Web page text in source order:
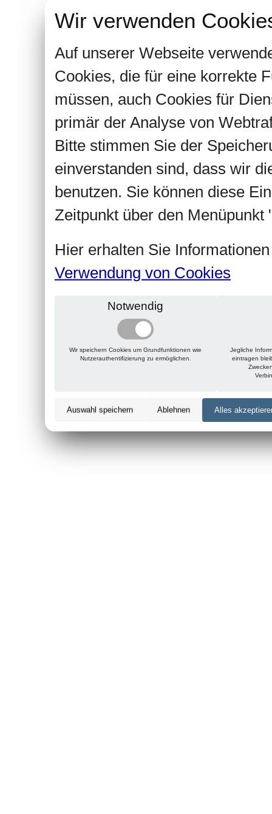
Wir verwenden
Auf unserer Webseite
Cookies, die für eine korrekte
müssen, auch Cookies für
primär der Analyse von
Bitte stimmen Sie der
einverstanden sind, dass wir
benutzen. Sie können diese
Zeitpunkt über den Menüpunkt
Hier erhalten Sie
Verwendung von Cookies
Notwendig
Wir speichern Cookies um Grundfunktionen wie
Nutzerauthentifizierung zu ermöglichen.
Jegliche
eintragen
Auswahl speichern Ablehnen Alles